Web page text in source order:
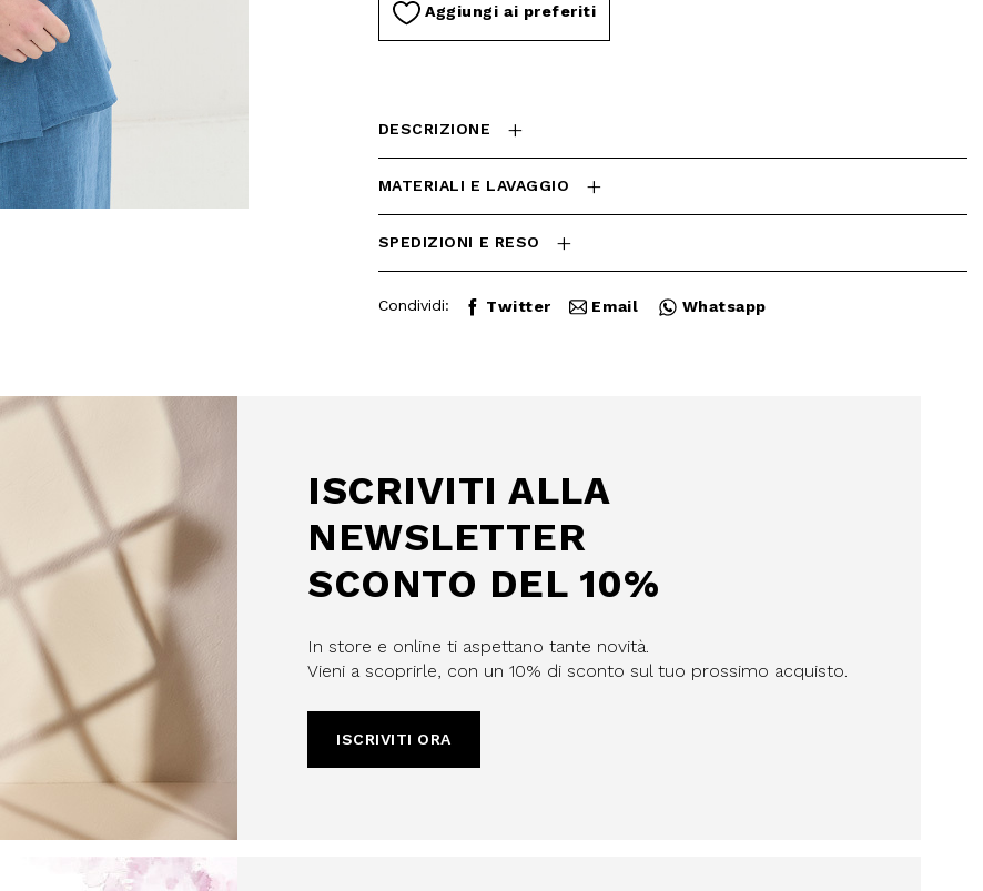
Aggiungi ai preferiti
DESCRIZIONE
MATERIALI E LAVAGGIO
SPEDIZIONI E RESO
Condividi: Twitter Email Whatsapp
ISCRIVITI ALLA
NEWSLETTER
SCONTO DEL 10%
In store e online ti aspettano tante novità.
Vieni a scoprirle, con un 10% di sconto sul tuo prossimo acquisto.
ISCRIVITI ORA
acquisto!
Italia e accedi
riservate.
confermi di aver letto e
e il nostro Regolamento
E SI APPLICANO LE NORME SULLA